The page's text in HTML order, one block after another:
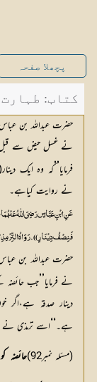
پچھلا صفحہ
کتاب: طہارت
حضرت عبداللہ بن
نے غسل حیض سے قبل
فرمایا ’’کہ وہ ایک دینار(4گرام ) یا نصف دینار (2 گرام )صدقہ
نے روایت کیاہے۔
عَنِ ابْنِ عَبَّاسٍ رَضِیَ اللّٰہُ
فَنِصْفُ دِیْنَارٍ )) ۔رَوَاہُ
حضرت عبداللہ بن
نے فرمایا ’’
ہے۔ اسے ترمذی
(مسئلہ نمبر92)
حائضہ کو